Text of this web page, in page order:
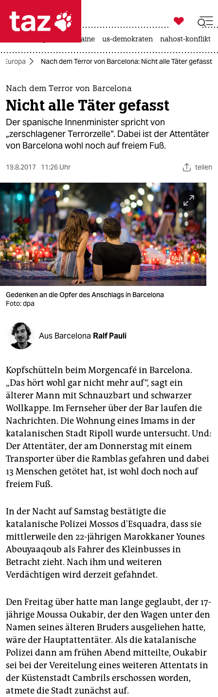
 taz zahl ich
taz zahl ich
themen
politik
öko
sport
berlin
nord
wahrheit
verlag
verlag
veranstaltungen
shop
unterstützen
abo
genossenschaft
epaper login

taz zahl ich
krieg in der ukraine us-demokraten nahost-konflikt
Europa Nach dem Terror von Barcelona: Nicht alle Täter gefasst
Nach dem Terror von Barcelona
Nicht alle Täter gefasst
Der spanische Innenminister spricht von
„zerschlagener Terrorzelle“. Dabei ist der Attentäter
von Barcelona wohl noch auf freiem Fuß.
19.8.2017 11:26 Uhr teilen
Gedenken an die Opfer des Anschlags in Barcelona
Foto: dpa
Aus Barcelona Ralf Pauli
Kopfschütteln beim Morgencafé in Barcelona.
„Das hört wohl gar nicht mehr auf“, sagt ein
älterer Mann mit Schnauzbart und schwarzer
Wollkappe. Im Fernseher über der Bar laufen die
Nachrichten. Die Wohnung eines Imams in der
katalanischen Stadt Ripoll wurde untersucht. Und:
Der Attentäter, der am Donnerstag mit einem
Transporter über die Ramblas gefahren und dabei
13 Menschen getötet hat, ist wohl doch noch auf
freiem Fuß.
In der Nacht auf Samstag bestätigte die
katalanische Polizei Mossos d'Esquadra, dass sie
mittlerweile den 22-jährigen Marokkaner Younes
Abouyaaqoub als Fahrer des Kleinbusses in
Betracht zieht. Nach ihm und weiteren
Verdächtigen wird derzeit gefahndet.
Den Freitag über hatte man lange geglaubt, der 17-
jährige Moussa Oukabir, der den Wagen unter den
Namen seines älteren Bruders ausgeliehen hatte,
wäre der Hauptattentäter. Als die katalanische
Polizei dann am frühen Abend mitteilte, Oukabir
sei bei der Vereitelung eines weiteren Attentats in
der Küstenstadt Cambrils erschossen worden,
atmete die Stadt zunächst auf.